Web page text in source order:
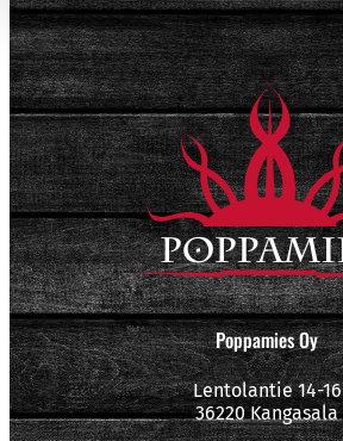
Poppamies Oy
Lentolantie 14-16
36220 Kangasala